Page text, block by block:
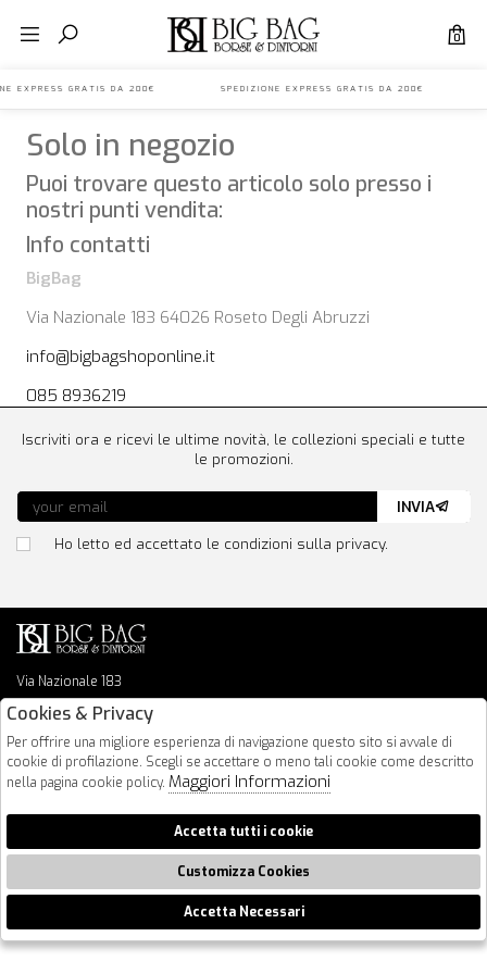
0
EXPRESS GRATIS DA 200€ SPEDIZIONE EXPRESS GRATIS DA
Solo in negozio
Puoi trovare questo articolo solo presso i
nostri punti vendita:
Info contatti
BigBag
Via Nazionale 183 64026 Roseto Degli Abruzzi
info@bigbagshoponline.it
085 8936219
Via Nazionale 183
64026 Roseto Degli Abruzzi
info@bigbagshoponline.it
follow us
Iscriviti ora e ricevi le ultime novità, le collezioni speciali e tutte
le promozioni.
Ho letto ed accettato le condizioni sulla privacy.
INVIA
2026 BigBag - P.iva : 00916940679 Powered by
🍪
Cookies & Privacy
Per offrire una migliore esperienza di navigazione questo sito si avvale di
cookie di profilazione. Scegli se accettare o meno tali cookie come descritto
nella pagina cookie policy. Maggiori Informazioni
Accetta tutti i cookie
Customizza Cookies
Accetta Necessari